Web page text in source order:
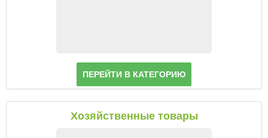
ПЕРЕЙТИ В КАТЕГОРИЮ
Хозяйственные товары